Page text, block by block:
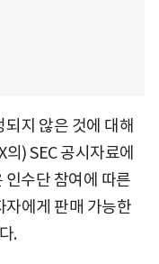
지 않은 것에 대해
) SEC 공시자료에
수단 참여에 따른
에게 판매 가능한
.